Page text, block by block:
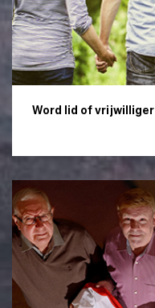
Word lid of vrijwilliger